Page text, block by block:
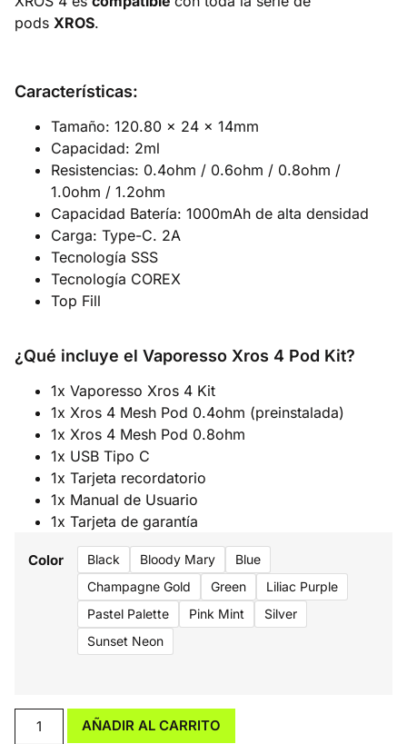
pods XROS.
Características:
Tamaño: 120.80 x 24 x 14mm
Capacidad: 2ml
Resistencias: 0.4ohm / 0.6ohm / 0.8ohm /
1.0ohm / 1.2ohm
Capacidad Batería: 1000mAh de alta densidad
Carga: Type-C. 2A
Tecnología SSS
Tecnología COREX
Top Fill
¿Qué incluye el Vaporesso Xros 4 Pod Kit?
1x Vaporesso Xros 4 Kit
1x Xros 4 Mesh Pod 0.4ohm (preinstalada)
1x Xros 4 Mesh Pod 0.8ohm
1x USB Tipo C
1x Tarjeta recordatorio
1x Manual de Usuario
1x Tarjeta de garantía
Color Black Bloody Mary
Blue
Champagne Gold
Green
Liliac Purple
Pastel Palette
Pink Mint
Silver
Sunset Neon
AÑADIR AL CARRITO